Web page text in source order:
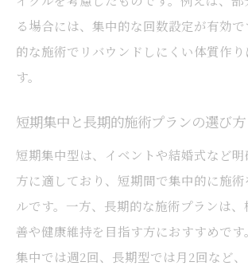
る場合には、集中的な回数設定が有効
的な施術でリバウンドしにくい体質作
す。
短期集中と長期的施術プランの選び方
短期集中型は、イベントや結婚式など
方に適しており、短期間で集中的に施術
ルです。一方、長期的な施術プランは
善や健康維持を目指す方におすすめで
集中では週2回、長期型では月2回など